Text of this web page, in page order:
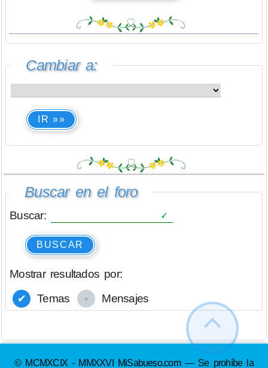
Cambiar a:
IR »»
Buscar en el foro
Buscar:
BUSCAR
Mostrar resultados por:
Temas
Mensajes
© MCMXCIX - MMXXVI MiSabueso.com — Se prohíbe la